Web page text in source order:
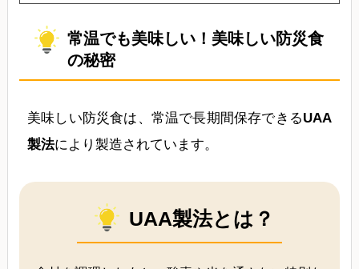
常温でも美味しい！美味しい防災食
の秘密
美味しい防災食は、常温で長期間保存できるUAA
製法により製造されています。
UAA製法とは？